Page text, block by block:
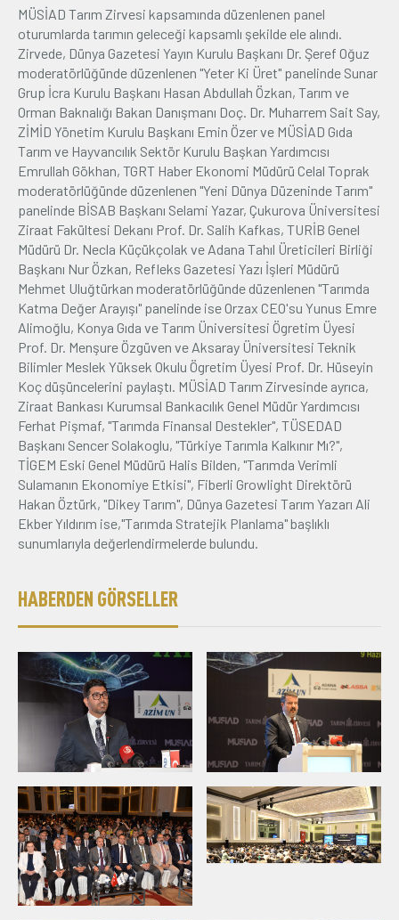
MÜSİAD Tarım Zirvesi kapsamında düzenlenen panel
oturumlarda tarımın geleceği kapsamlı şekilde ele alındı.
Zirvede, Dünya Gazetesi Yayın Kurulu Başkanı Dr. Şeref Oğuz
moderatörlüğünde düzenlenen "Yeter Ki Üret" panelinde Sunar
Grup İcra Kurulu Başkanı Hasan Abdullah Özkan, Tarım ve
Orman Baknalığı Bakan Danışmanı Doç. Dr. Muharrem Sait Say,
ZİMİD Yönetim Kurulu Başkanı Emin Özer ve MÜSİAD Gıda
Tarım ve Hayvancılık Sektör Kurulu Başkan Yardımcısı
Emrullah Gökhan, TGRT Haber Ekonomi Müdürü Celal Toprak
moderatörlüğünde düzenlenen "Yeni Dünya Düzeninde Tarım"
panelinde BİSAB Başkanı Selami Yazar, Çukurova Üniversitesi
Ziraat Fakültesi Dekanı Prof. Dr. Salih Kafkas, TURİB Genel
Müdürü Dr. Necla Küçükçolak ve Adana Tahıl Üreticileri Birliği
Başkanı Nur Özkan, Refleks Gazetesi Yazı İşleri Müdürü
Mehmet Uluğtürkan moderatörlüğünde düzenlenen "Tarımda
Katma Değer Arayışı" panelinde ise Orzax CEO'su Yunus Emre
Alimoğlu, Konya Gıda ve Tarım Üniversitesi Ögretim Üyesi
Prof. Dr. Menşure Özgüven ve Aksaray Üniversitesi Teknik
Bilimler Meslek Yüksek Okulu Ögretim Üyesi Prof. Dr. Hüseyin
Koç düşüncelerini paylaştı. MÜSİAD Tarım Zirvesinde ayrıca,
Ziraat Bankası Kurumsal Bankacılık Genel Müdür Yardımcısı
Ferhat Pişmaf, "Tarımda Finansal Destekler", TÜSEDAD
Başkanı Sencer Solakoglu, "Türkiye Tarımla Kalkınır Mı?",
TİGEM Eski Genel Müdürü Halis Bilden, "Tarımda Verimli
Sulamanın Ekonomiye Etkisi", Fiberli Growlight Direktörü
Hakan Öztürk, "Dikey Tarım", Dünya Gazetesi Tarım Yazarı Ali
Ekber Yıldırım ise,"Tarımda Stratejik Planlama" başlıklı
sunumlarıyla değerlendirmelerde bulundu.
HABERDEN GÖRSELLER